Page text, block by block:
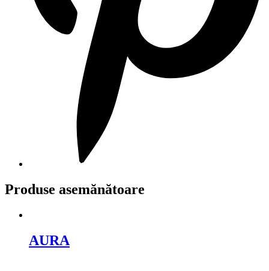
Produse asemănătoare
AURA